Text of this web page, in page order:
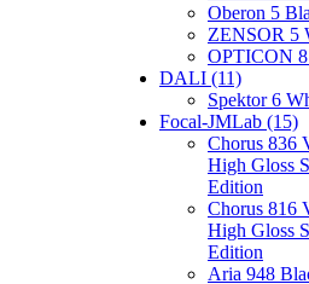
Oberon 5
ZENSOR 5
OPTICON
DALI (11)
Spektor 6
Focal-JMLab (15)
Chorus 836
High Gloss
Edition
Chorus 816
High Gloss
Edition
Aria 948